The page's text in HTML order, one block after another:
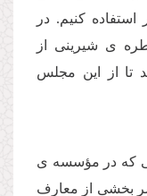
كنیم. در
ى شیرینى از
تا از این مجلس
كه در مؤسسه ى
بخشى از معارف